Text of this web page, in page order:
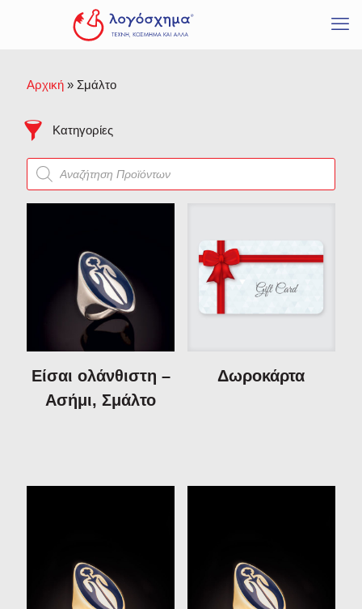
Αρχική » Σμάλτο
Κατηγορίες
Δακτυλίδια
Σκουλαρίκια
Ζωγραφική
Γλυπτική
Ανάγλυφα
Μικρογλυπτική
Προτομή
Εμείς είμαι
Γλυπτά Λογόσχημα
Όλα ξεκινούν παίζοντας
Χρηστικά Αντικείμενα
Βιβλία
Products
search
Είσαι ολάνθιστη –
Ασήμι, Σμάλτο
Δωροκάρτα